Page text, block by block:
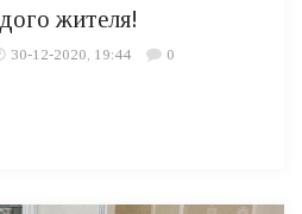
жителя!
30-12-2020, 19:44 0